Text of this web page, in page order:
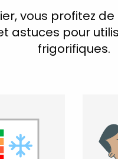
vous profitez de
astuces pour
frigorifiques.